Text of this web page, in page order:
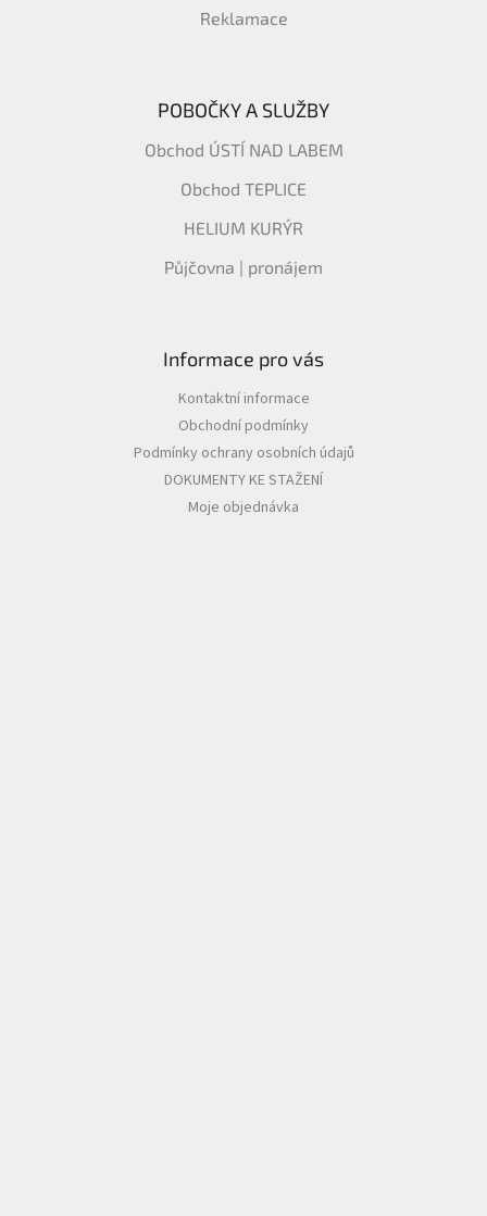
Reklamace
POBOČKY A SLUŽBY
Obchod ÚSTÍ NAD LABEM
Obchod TEPLICE
HELIUM KURÝR
Půjčovna | pronájem
Informace pro vás
Kontaktní informace
Obchodní podmínky
Podmínky ochrany osobních údajů
DOKUMENTY KE STAŽENÍ
Moje objednávka